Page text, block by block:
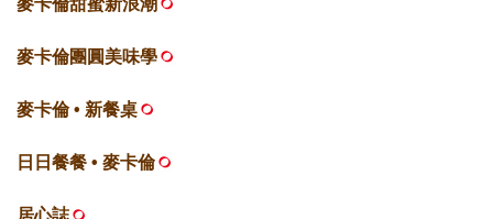
麥卡倫甜蜜新浪潮
麥卡倫團圓美味學
麥卡倫 • 新餐桌
日日餐餐 • 麥卡倫